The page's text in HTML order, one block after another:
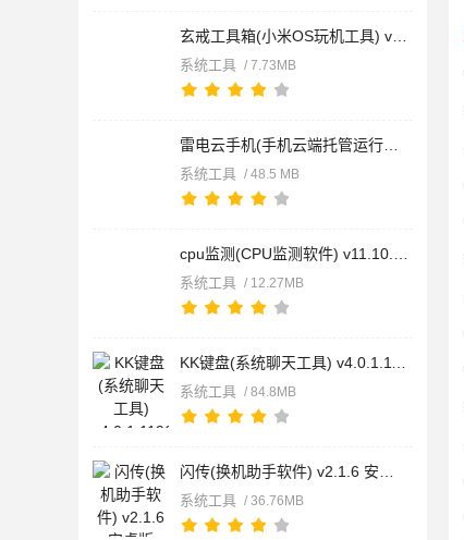
系统工具 / 7.73MB
系统工具 / 48.5 MB
系统工具 / 12.27MB
系统工具 / 84.8MB
系统工具 / 36.76MB